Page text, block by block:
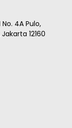
No. 4A Pulo,
12160